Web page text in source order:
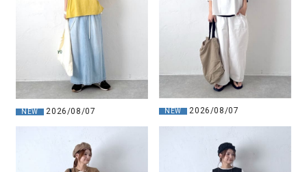
NEW 2026/08/07 NEW 2026/08/07